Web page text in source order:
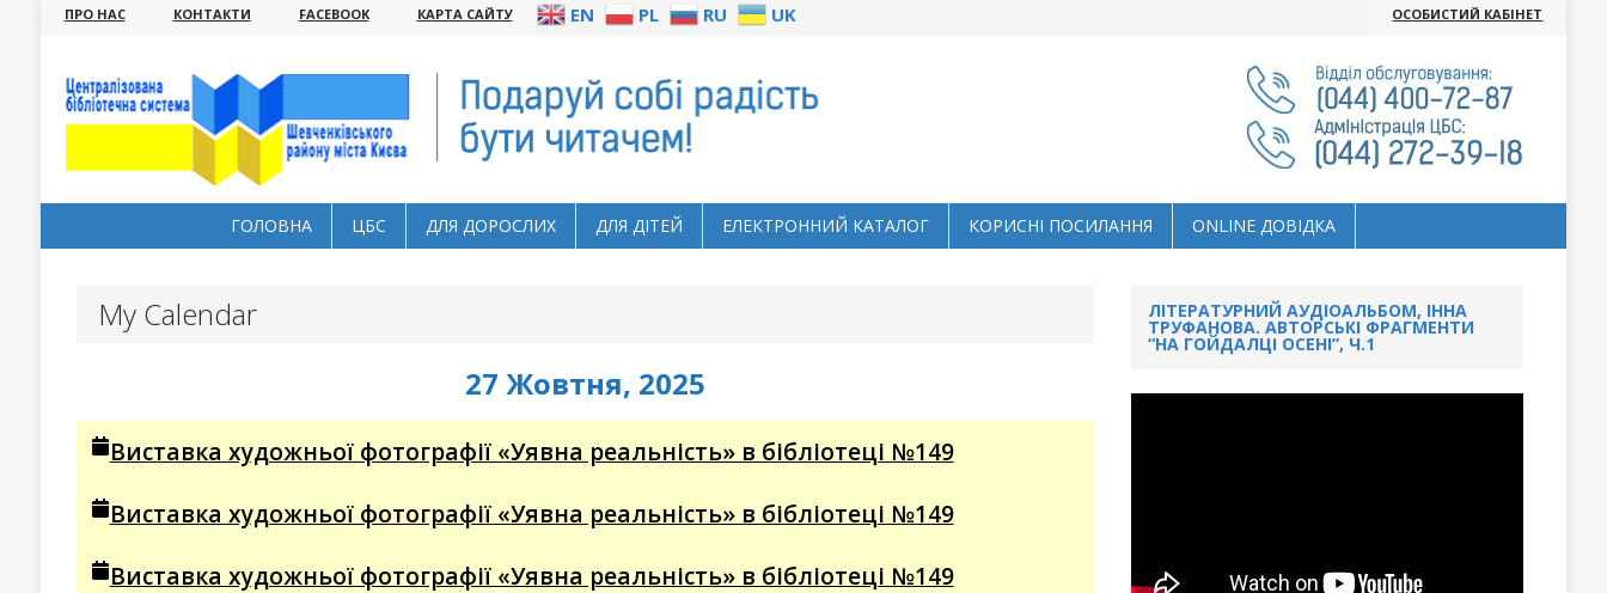
ПРО НАС КОНТАКТИ FACEBOOK КАРТА САЙТУ EN PL RU UK ОСОБИСТИЙ КАБІНЕТ
ГОЛОВНА ЦБС ДЛЯ ДОРОСЛИХ ДЛЯ ДІТЕЙ ЕЛЕКТРОННИЙ КАТАЛОГ КОРИСНІ ПОСИЛАННЯ ОNLINE ДОВІДКА
My Calendar
27 Жовтня, 2025
Виставка художньої фотографії «Уявна реальність» в бібліотеці №149
Виставка художньої фотографії «Уявна реальність» в бібліотеці №149
Виставка художньої фотографії «Уявна реальність» в бібліотеці №149
ЛІТЕРАТУРНИЙ АУДІОАЛЬБОМ, ІННА
ТРУФАНОВА. АВТОРСЬКІ ФРАГМЕНТИ
“НА ГОЙДАЛЦІ ОСЕНІ”, Ч.1